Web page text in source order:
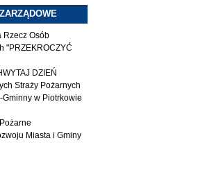
Rzecz Osób
"PRZEKROCZYĆ
DZIEŃ
Straży Pożarnych
Gminny w Piotrkowie
Miasta i Gminy